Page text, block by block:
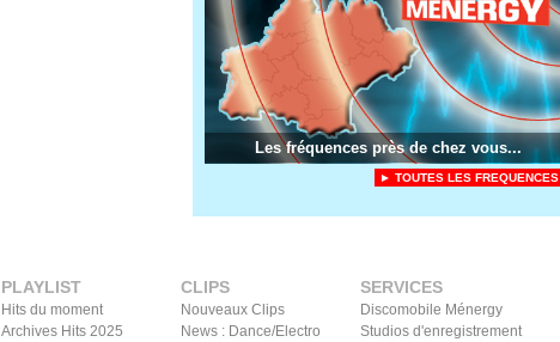
Les fréquences près de chez vous...
► TOUTES LES FREQUENCES
PLAYLIST
Hits du moment
Archives Hits 2025
CLIPS
Nouveaux Clips
News : Dance/Electro
SERVICES
Discomobile Ménergy
Studios d'enregistrement